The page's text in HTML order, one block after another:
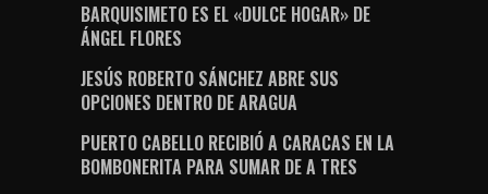
BARQUISIMETO ES EL «DULCE HOGAR» DE
ÁNGEL FLORES
JESÚS ROBERTO SÁNCHEZ ABRE SUS
OPCIONES DENTRO DE ARAGUA
PUERTO CABELLO RECIBIÓ A CARACAS EN LA
BOMBONERITA PARA SUMAR DE A TRES